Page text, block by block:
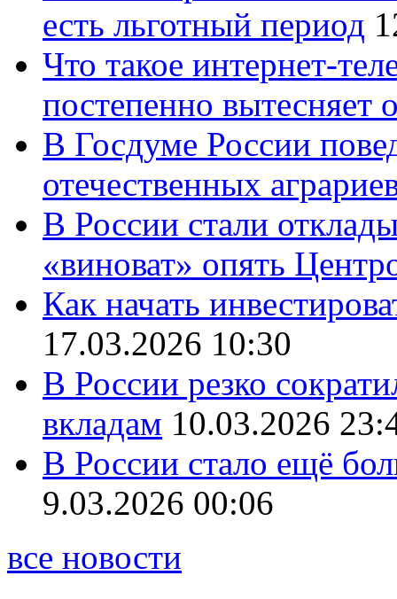
есть льготный период
Что такое интернет-
постепенно вытесняет
В Госдуме России
отечественных
В России стали
«виноват» опять
Как начать
17.03.2026 10:30
В России резко
вкладам 10.03.2026
В России стало ещё
9.03.2026 00:06
все новости